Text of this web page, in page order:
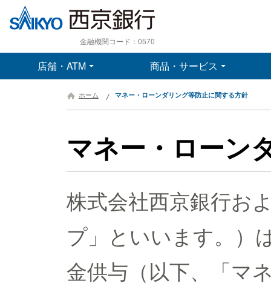
金融機関コード：0570
店舗・ATM 商品・サービス
ホーム マネー・ローンダリング等防止に関する方針
マネー・ローン
株式会社西京銀行お
プ」といいます。）
金供与（以下、「マ